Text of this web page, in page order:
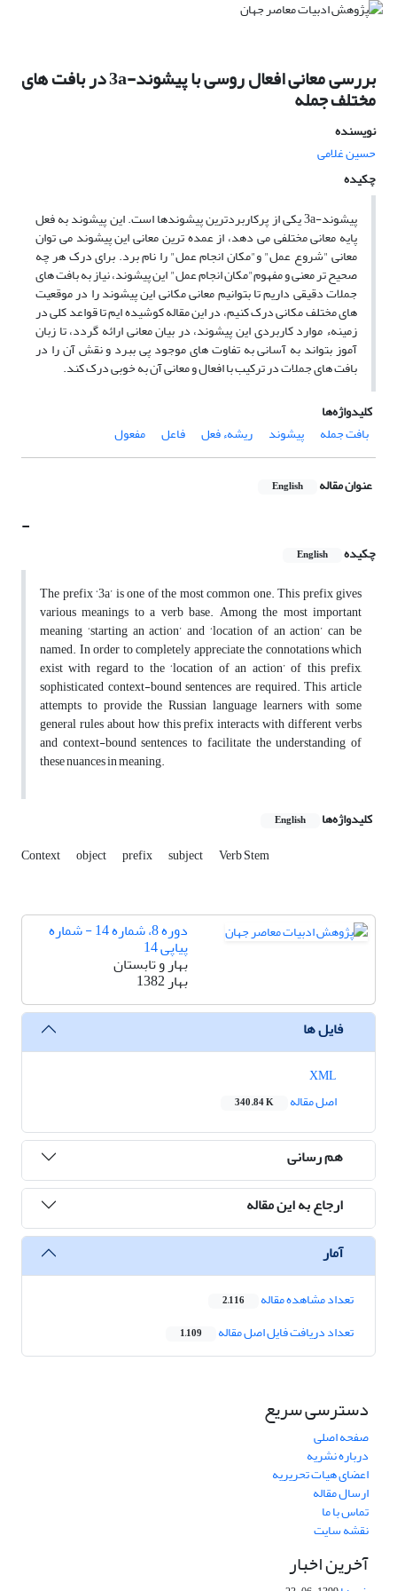
بررسی معانی افعال روسی با پیشوند-3a در بافت های
مختلف جمله
نویسنده
حسین غلامى
چکیده
پیشوند-3a یکی از پرکاربردترین پیشوندها است. این پیشوند به فعل
پایه معانی مختلفی می دهد، از عمده ترین معانی این پیشوند می توان
معانی "شروع عمل" و"مکان انجام عمل" را نام برد. برای درک هر چه
صحیح تر معنی و مفهوم"مکان انجام عمل" این پیشوند، نیاز به بافت های
جملات دقیقی داریم تا بتوانیم معانی مکانی این پیشوند را در موقعیت
های مختلف مکانی درک کنیم، در این مقاله کوشیده ایم تا قواعد کلی در
زمینهء موارد کاربردی این پیشوند، در بیان معانی ارائه گردد، تا زبان
آموز بتواند به آسانی به تفاوت های موجود پی ببرد و نقش آن را در
بافت های جملات در ترکیب با افعال و معانی آن به خوبی درک کند.
کلیدواژه‌ها
بافت جمله
پیشوند ریشهء فعل فاعل مفعول
عنوان مقاله English
-
چکیده English
The prefix ‘3a’ is one of the most common one. This prefix gives
various meanings to a verb base. Among the most important
meaning ‘starting an action’ and ‘location of an action’ can be
named. In order to completely appreciate the connotations which
exist with regard to the ‘location of an action’ of this prefix,
sophisticated context-bound sentences are required. This article
attempts to provide the Russian language learners with some
general rules about how this prefix interacts with different verbs
and context-bound sentences to facilitate the understanding of
these nuances in meaning.
کلیدواژه‌ها English
Context object prefix subject Verb Stem
دوره 8، شماره 14 - شماره
پیاپی 14
بهار و تابستان
بهار 1382
فایل ها
اصل مقاله
340.84 K
هم رسانی
ارجاع به این مقاله
آمار
تعداد مشاهده مقاله 2,116
تعداد دریافت فایل اصل مقاله 1,109
دسترسی سریع
صفحه اصلی
درباره نشریه
اعضای هیات تحریریه
ارسال مقاله
تماس با ما
نقشه سایت
آخرین اخبار